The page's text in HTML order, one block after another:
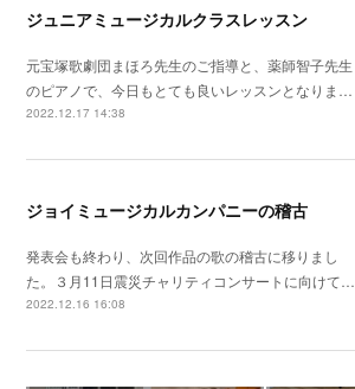
ジュニアミュージカルクラスレッスン
元宝塚歌劇団まほろ先生のご指導と、薬師智子先生
のピアノで、今日もとても良いレッスンとなりま…
2022.12.17 14:38
ジョイミュージカルカンパニーの稽古
発表会も終わり、次回作品の歌の稽古に移りまし
た。３月11日震災チャリティコンサートに向けて…
2022.12.16 16:08